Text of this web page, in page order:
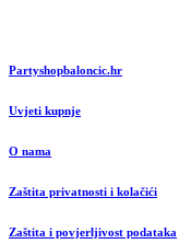
Partyshopbaloncic.hr
Uvjeti kupnje
O nama
Zaštita privatnosti i kolačići
Zaštita i povjerljivost podataka